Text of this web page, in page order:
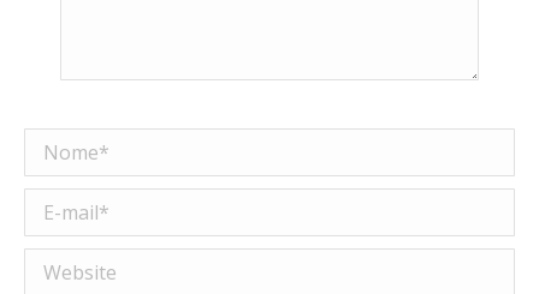
Nome *
E-mail *
Website